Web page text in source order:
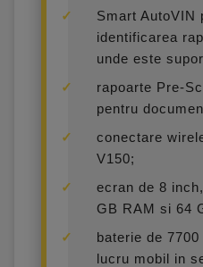
Smart AutoVIN
identificarea
unde este
rapoarte Pre-
pentru
conectare
V150;
ecran de 8
GB RAM si 64
baterie de
lucru mobil in